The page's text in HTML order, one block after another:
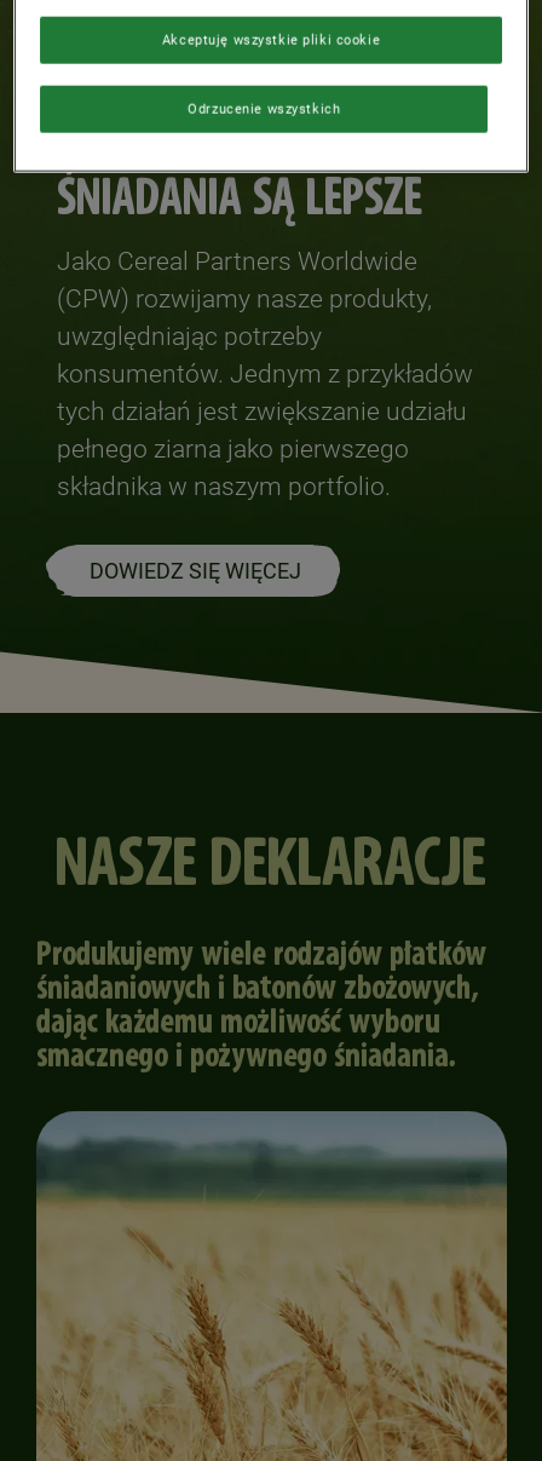
SPRAWIAMY, ŻE
ŚNIADANIA SĄ LEPSZE
Jako Cereal Partners Worldwide
(CPW) rozwijamy nasze produkty,
uwzględniając potrzeby
konsumentów. Jednym z przykładów
tych działań jest zwiększanie udziału
pełnego ziarna jako pierwszego
składnika w naszym portfolio.
DOWIEDZ SIĘ WIĘCEJ
NASZE DEKLARACJE
Produkujemy wiele rodzajów płatków
śniadaniowych i batonów zbożowych,
dając każdemu możliwość wyboru
smacznego i pożywnego śniadania.
Odrzucenie wszystkich
Akceptuję wszystkie pliki cookie